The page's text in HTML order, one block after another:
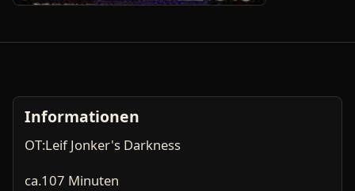
Informationen
OT:Leif Jonker's Darkness
ca.107 Minuten